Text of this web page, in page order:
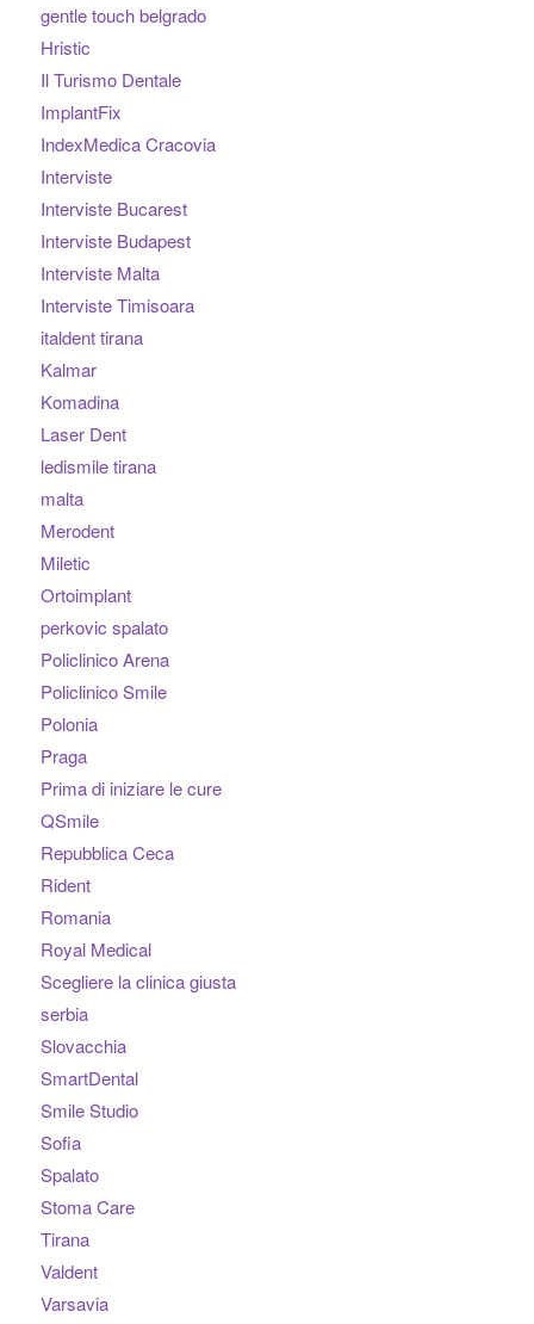
gentle touch belgrado
Hristic
Il Turismo Dentale
ImplantFix
IndexMedica Cracovia
Interviste
Interviste Bucarest
Interviste Budapest
Interviste Malta
Interviste Timisoara
italdent tirana
Kalmar
Komadina
Laser Dent
ledismile tirana
malta
Merodent
Miletic
Ortoimplant
perkovic spalato
Policlinico Arena
Policlinico Smile
Polonia
Praga
Prima di iniziare le cure
QSmile
Repubblica Ceca
Rident
Romania
Royal Medical
Scegliere la clinica giusta
serbia
Slovacchia
SmartDental
Smile Studio
Sofia
Spalato
Stoma Care
Tirana
Valdent
Varsavia